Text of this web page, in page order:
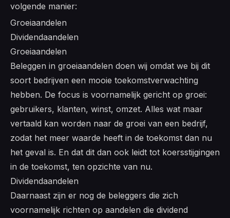
volgende manier:
Groeiaandelen
Dividendaandelen
Groeiaandelen
Beleggen in groeiaandelen doen wij omdat we bij dit
soort bedrijven een mooie toekomstverwachting
hebben. De focus is voornamelijk gericht op groei:
gebruikers, klanten, winst, omzet. Alles wat maar
vertaald kan worden naar de groei van een bedrijf,
zodat het meer waarde heeft in de toekomst dan nu
het geval is. En dat dit dan ook leidt tot koersstijgingen
in de toekomst, ten opzichte van nu.
Dividendaandelen
Daarnaast zijn er nog de beleggers die zich
voornamelijk richten op aandelen die dividend